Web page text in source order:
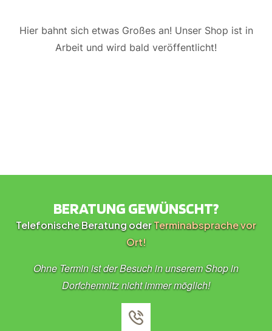
Hier bahnt sich etwas Großes an! Unser Shop ist in
Arbeit und wird bald veröffentlicht!
BERATUNG GEWÜNSCHT?
Telefonische Beratung oderTerminabsprache vor
Ort!
Ohne Termin ist der Besuch in unserem Shop in
Dorfchemnitz nicht immer möglich!